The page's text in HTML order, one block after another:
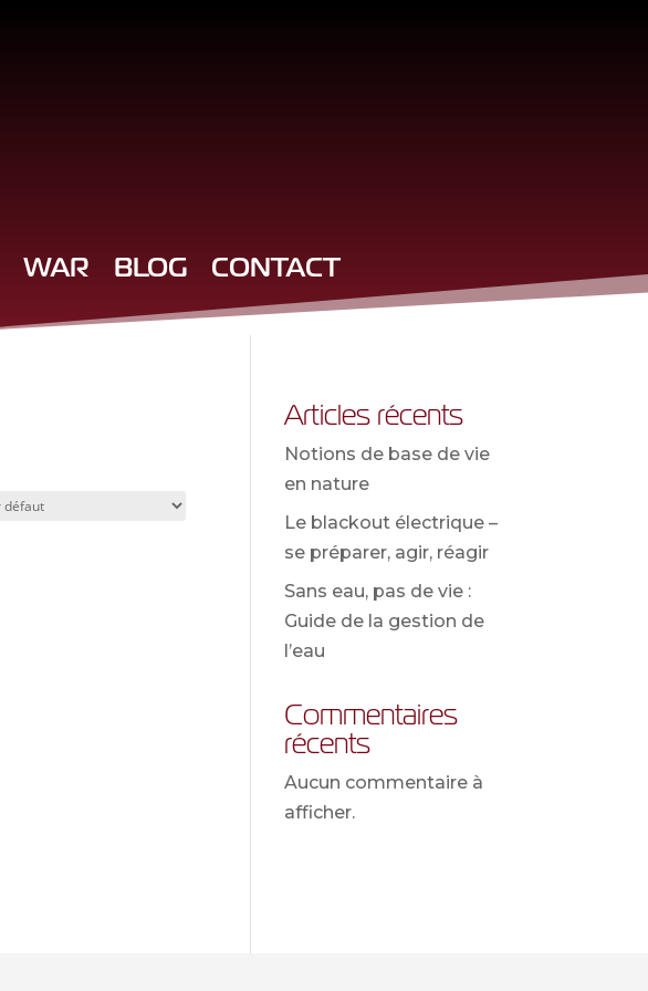
WAR BLOG CONTACT
Articles récents
Notions de base de vie
en nature
Le blackout électrique –
se préparer, agir, réagir
Sans eau, pas de vie :
Guide de la gestion de
l’eau
Commentaires
récents
Aucun commentaire à
afficher.